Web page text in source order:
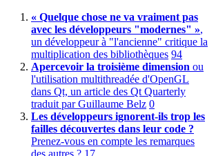
« Quelque chose ne va vraiment pas
avec les développeurs "modernes" »,
un développeur à "l'ancienne" critique la
multiplication des bibliothèques 94
Apercevoir la troisième dimension ou
l'utilisation multithreadée d'OpenGL
dans Qt, un article des Qt Quarterly
traduit par Guillaume Belz 0
Les développeurs ignorent-ils trop les
failles découvertes dans leur code ?
Prenez-vous en compte les remarques
des autres ? 17